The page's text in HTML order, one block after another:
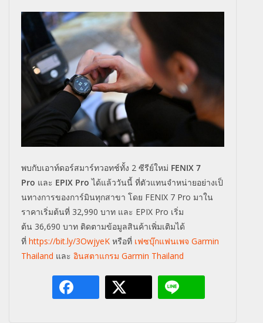
พบกับเอาท์ดอร์สมาร์ทวอทช์ทั้ง 2 ซีรีย์ใหม่ FENIX 7
Pro และ EPIX Pro ได้แล้ววันนี้ ที่ตัวแทนจำหน่ายอย่างเป็
นทางการของการ์มินทุกสาขา โดย FENIX 7 Pro มาใน
ราคาเริ่มต้นที่ 32,990 บาท และ EPIX Pro เริ่ม
ต้น 36,690 บาท ติดตามข้อมูลสินค้าเพิ่มเติมได้
ที่ https://bit.ly/3OwjyeK หรือที่ เฟซบุ๊กแฟนเพจ Garmin
Thailand และ อินสตาแกรม Garmin Thailand